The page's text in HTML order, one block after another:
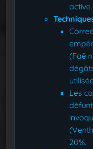
active.
(Faë
Les
20%.